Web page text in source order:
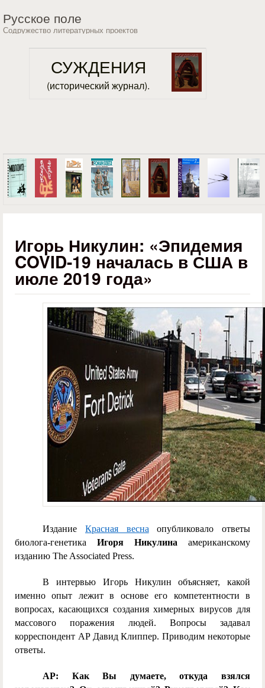
Русское поле
Содружество литературных проектов
СУЖДЕНИЯ
(исторический журнал).
Игорь Никулин: «Эпидемия
COVID-19 началась в США в
июле 2019 года»
Издание Красная весна опубликовало ответы
биолога-генетика Игоря Никулина американскому
изданию The Associated Press.
В интервью Игорь Никулин объясняет, какой
именно опыт лежит в основе его компетентности в
вопросах, касающихся создания химерных вирусов для
массового поражения людей. Вопросы задавал
корреспондент AP Давид Клиппер. Приводим некоторые
ответы.
AP: Как Вы думаете, откуда взялся